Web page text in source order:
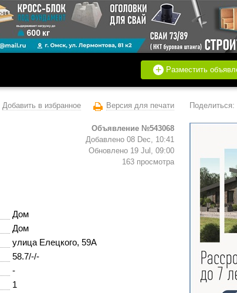
+ Разместить
Добавить в избранное Версия для печати Поделиться:
Объявление №543068
Добавлено 08 Dec, 10:41
Обновлено 19 Jul, 09:00
163 просмотра
Дом
Дом
улица Елецкого, 59А
58.7/-/-
-
1